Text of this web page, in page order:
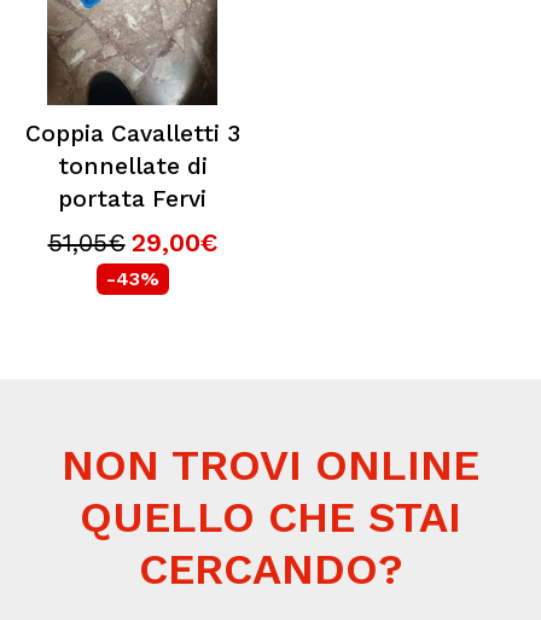
Coppia Cavalletti 3
tonnellate di
portata Fervi
51,05€ 29,00€
-43%
NON TROVI ONLINE
QUELLO CHE STAI
CERCANDO?